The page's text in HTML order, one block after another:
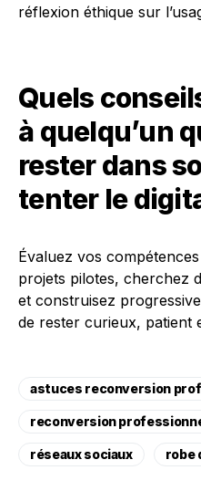
réflexion éthique sur
Quels
à quelqu’un
rester dans
tenter le
Évaluez vos
projets pilotes, cherchez
et construisez
de rester curieux, patient
astuces reconversion
reconversion
réseaux sociaux robe